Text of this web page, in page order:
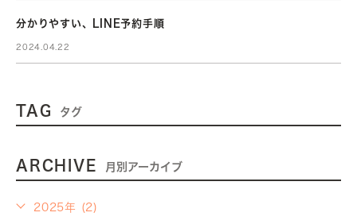
分かりやすい、LINE予約手順
2024.04.22
TAG タグ
ARCHIVE 月別アーカイブ
2025年 (2)